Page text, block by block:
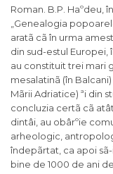
Roman. B.P. Haºdeu,
„Genealogia
aratã cã în urma
din sud-estul
au constituit trei mari
mesalatinã (în
Mãrii Adriatice) ªi din
concluzia certã cã
dintâi, au obârºie
arheologic,
îndepãrtat, ca apoi
bine de 1000 de ani